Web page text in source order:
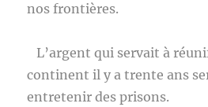
nos frontières.
L’argent qui servait à
continent il y a trente ans
entretenir des prisons.